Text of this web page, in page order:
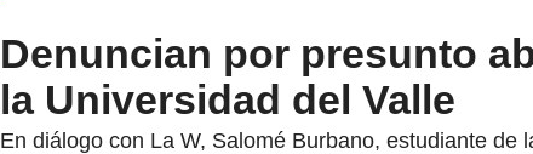
Denuncian por presunto
la Universidad del Valle
En diálogo con La W, Salomé Burbano, estudiante